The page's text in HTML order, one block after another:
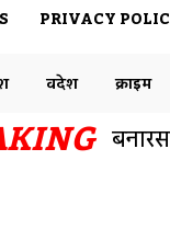
PRIVACY
विदेश क्राइम